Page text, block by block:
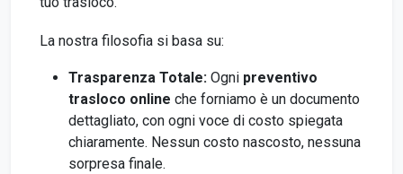
La nostra filosofia si basa su:
Trasparenza Totale: Ogni preventivo
trasloco online che forniamo è un documento
dettagliato, con ogni voce di costo spiegata
chiaramente. Nessun costo nascosto, nessuna
sorpresa finale.